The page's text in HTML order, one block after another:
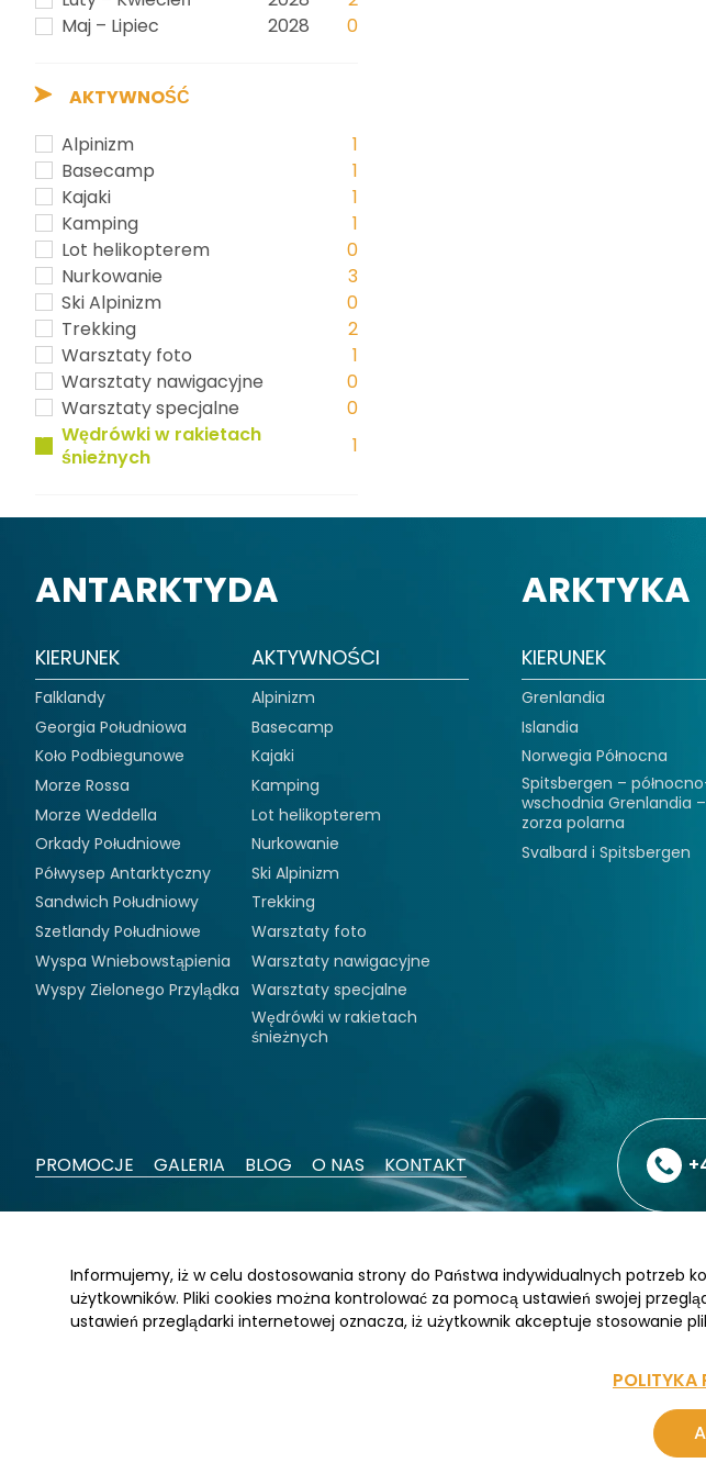
Maj – Lipiec
2028 0
AKTYWNOŚĆ
Alpinizm
1
Basecamp
1
Kajaki
1
Kamping
1
Lot helikopterem
0
Nurkowanie
3
Ski Alpinizm
0
Trekking
2
Warsztaty foto
1
Warsztaty nawigacyjne
0
Warsztaty specjalne
0
Wędrówki w rakietach
śnieżnych
1
Informujemy, iż w celu dostosowania strony do Państwa indywidualnych potrzeb
użytkowników. Pliki cookies można kontrolować za pomocą ustawień swojej
ustawień przeglądarki internetowej oznacza, iż użytkownik akceptuje stosowanie
POLITYKA
ANTARKTYDA
KIERUNEK
Falklandy
Georgia Południowa
Koło Podbiegunowe
Morze Rossa
Morze Weddella
Orkady Południowe
Półwysep Antarktyczny
Sandwich Południowy
Szetlandy Południowe
Wyspa Wniebowstąpienia
Wyspy Zielonego Przylądka
AKTYWNOŚCI
Alpinizm
Basecamp
Kajaki
Kamping
Lot helikopterem
Nurkowanie
Ski Alpinizm
Trekking
Warsztaty foto
Warsztaty nawigacyjne
Warsztaty specjalne
Wędrówki w rakietach
śnieżnych
ARKTYKA
KIERUNEK
Grenlandia
Islandia
Norwegia Północna
Spitsbergen –
wschodnia Grenlandia –
zorza polarna
Svalbard i Spitsbergen
PROMOCJE GALERIA BLOG O NAS KONTAKT
Photo & Video